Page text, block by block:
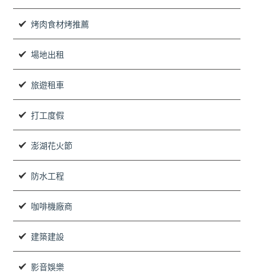
烤肉食材烤推薦
場地出租
旅遊租車
打工度假
澎湖花火節
防水工程
咖啡機廠商
建築建設
影音娛樂